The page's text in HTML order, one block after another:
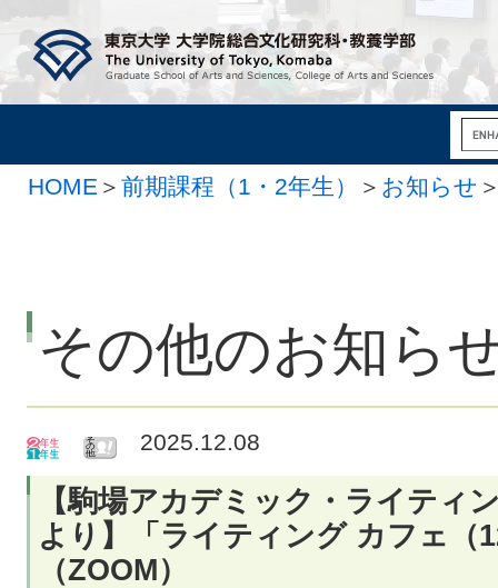
HOME ＞ 前期課程（1・2年生） ＞ お知らせ
その他のお知ら
2025.12.08
【駒場アカデミック・ライティ
より】「ライティング カフェ（
（ZOOM）